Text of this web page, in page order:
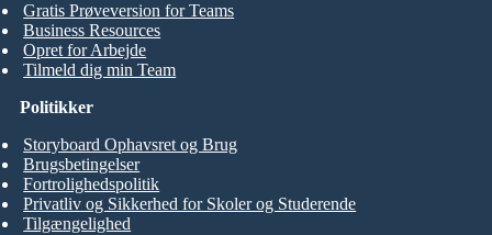
Gratis Prøveversion for Teams
Business Resources
Opret for Arbejde
Tilmeld dig min Team
Politikker
Storyboard Ophavsret og Brug
Brugsbetingelser
Fortrolighedspolitik
Privatliv og Sikkerhed for Skoler og Studerende
Tilgængelighed